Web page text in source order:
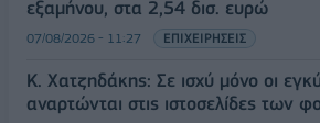
εξαμήνου, στα 2,54 δισ. ευρώ
07/08/2026 - 11:27 ΕΠΙΧΕΙΡΗΣΕΙΣ
Κ. Χατζηδάκης: Σε ισχύ μόνο οι
αναρτώνται στις ιστοσελίδες των